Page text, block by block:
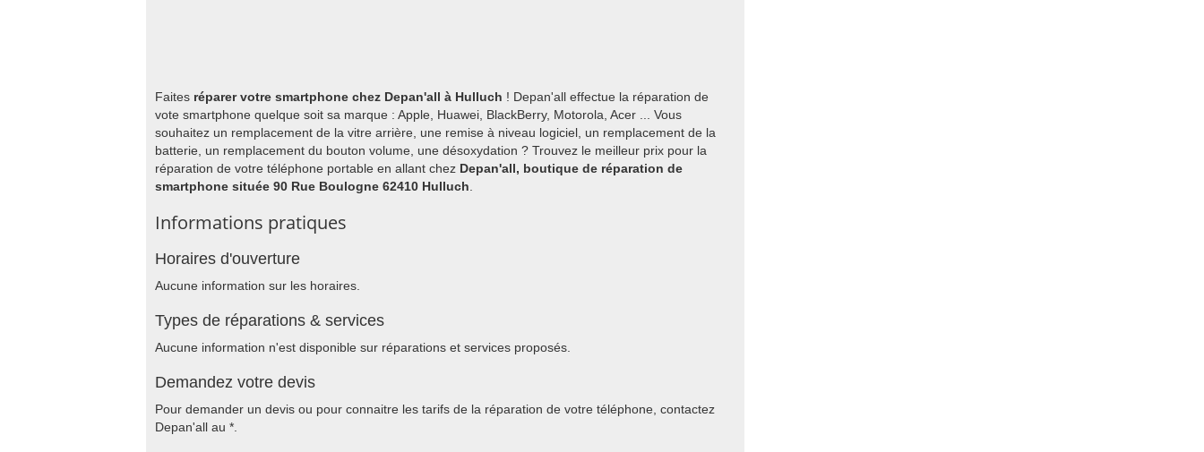
Faites réparer votre smartphone chez Depan'all à Hulluch ! Depan'all effectue la réparation de
vote smartphone quelque soit sa marque : Apple, Huawei, BlackBerry, Motorola, Acer ... Vous
souhaitez un remplacement de la vitre arrière, une remise à niveau logiciel, un remplacement de la
batterie, un remplacement du bouton volume, une désoxydation ? Trouvez le meilleur prix pour la
réparation de votre téléphone portable en allant chez Depan'all, boutique de réparation de
smartphone située 90 Rue Boulogne 62410 Hulluch
Informations pratiques
Horaires d'ouverture
Aucune information sur les horaires.
Types de réparations & services
Aucune information n'est disponible sur réparations et services proposés.
Demandez votre devis
Pour demander un devis ou pour connaitre les tarifs de la réparation de votre téléphone, contactez
Depan'all au *.